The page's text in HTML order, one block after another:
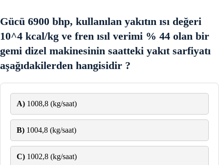
Gücü 6900 bhp, kullanılan yakıtın ısı değeri
10^4 kcal/kg ve fren ısıl verimi % 44 olan bir
gemi dizel makinesinin saatteki yakıt sarfiyatı
aşağıdakilerden hangisidir ?
A) 1008,8 (kg/saat)
B) 1004,8 (kg/saat)
C) 1002,8 (kg/saat)